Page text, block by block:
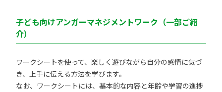
子ども向けアンガーマネジメントワーク（一部ご紹
介）
ワークシートを使って、楽しく遊びながら自分の感情に気づ
き、上手に伝える方法を学びます。
なお、ワークシートには、基本的な内容と年齢や学習の進捗